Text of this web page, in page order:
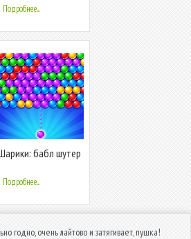
Подробнее...
бабл шутер
Подробнее...
годно, очень лайтово и затягивает, пушка!